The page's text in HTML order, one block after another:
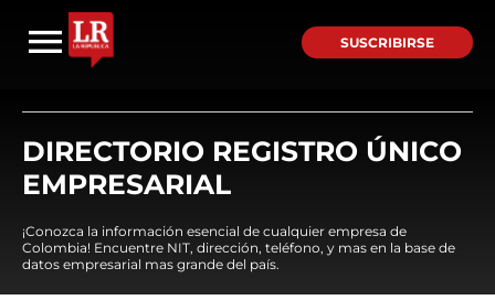
SUSCRIBIRSE
DIRECTORIO REGISTRO ÚNICO
EMPRESARIAL
¡Conozca la información esencial de cualquier empresa de
Colombia! Encuentre NIT, dirección, teléfono, y mas en la base de
datos empresarial mas grande del país.